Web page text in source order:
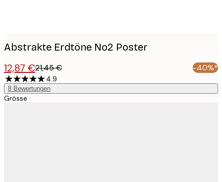
Abstrakte Erdtöne No2 Poster
12,87 €21,45 € -40%*
4.9
8 Bewertungen
Grösse